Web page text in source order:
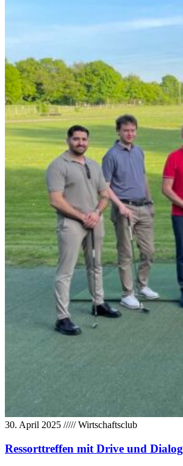
30. April 2025 /////Wirtschaftsclub
Ressorttreffen mit Drive und Dialog